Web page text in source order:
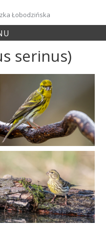
Łobodzińska
serinus)